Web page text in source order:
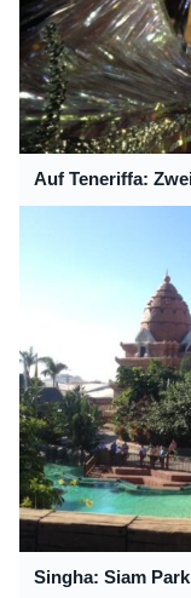
Auf Teneriffa:
Singha: Siam